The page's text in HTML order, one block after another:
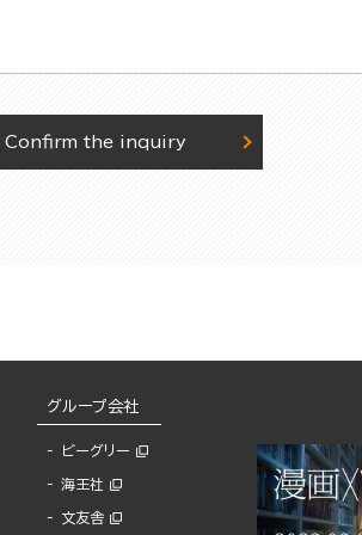
Confirm the inquiry
グループ会社
ビーグリー
海王社
文友舎